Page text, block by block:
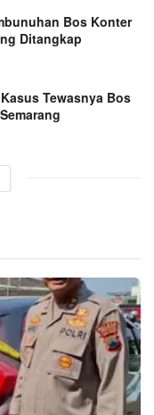
Bos Konter
Ditangkap
Tewasnya Bos